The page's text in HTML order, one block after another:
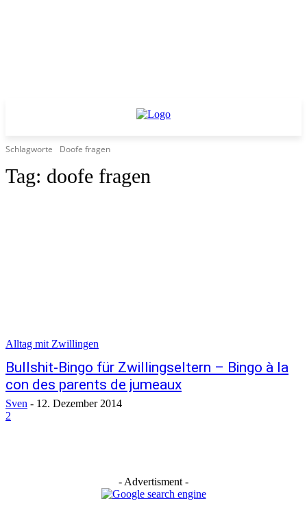
Schlagworte Doofe fragen
Tag: doofe fragen
Alltag mit Zwillingen
Bullshit-Bingo für Zwillingseltern – Bingo à la
con des parents de jumeaux
Sven - 12. Dezember 2014
2
- Advertisment -